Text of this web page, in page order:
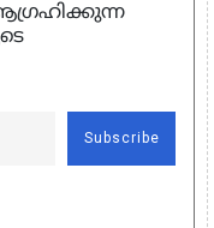
Subscribe